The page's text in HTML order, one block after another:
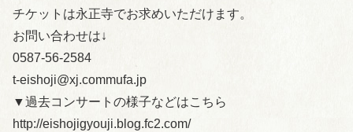
チケットは永正寺でお求めいただけます。
お問い合わせは↓
0587-56-2584
t-eishoji@xj.commufa.jp
▼過去コンサートの様子などはこちら
http://eishojigyouji.blog.fc2.com/